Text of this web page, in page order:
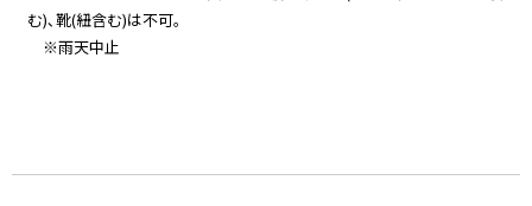
む)､靴(紐含む)は不可｡
※雨天中止